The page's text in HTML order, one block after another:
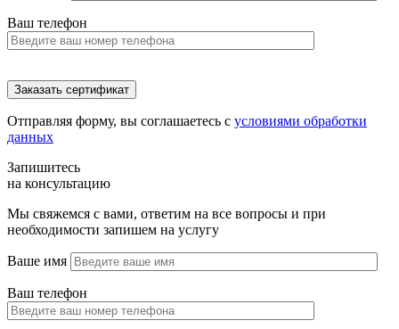
Ваш телефон
Отправляя форму, вы соглашаетесь с условиями обработки
данных
Запишитесь
на консультацию
Мы свяжемся с вами, ответим на все вопросы и при
необходимости запишем на услугу
Ваше имя
Ваш телефон